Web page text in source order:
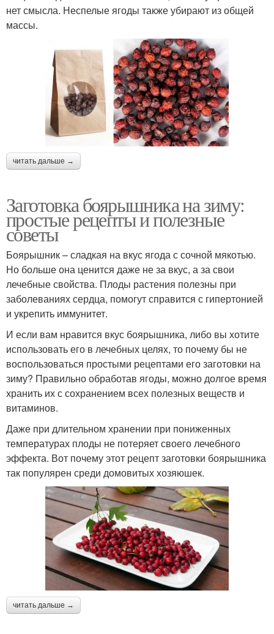
нет смысла. Неспелые ягоды также убирают из общей
массы.
читать дальше →
Заготовка боярышника на зиму:
простые рецепты и полезные
советы
Боярышник – сладкая на вкус ягода с сочной мякотью.
Но больше она ценится даже не за вкус, а за свои
лечебные свойства. Плоды растения полезны при
заболеваниях сердца, помогут справится с гипертонией
и укрепить иммунитет.
И если вам нравится вкус боярышника, либо вы хотите
использовать его в лечебных целях, то почему бы не
воспользоваться простыми рецептами его заготовки на
зиму? Правильно обработав ягоды, можно долгое время
хранить их с сохранением всех полезных веществ и
витаминов.
Даже при длительном хранении при пониженных
температурах плоды не потеряет своего лечебного
эффекта. Вот почему этот рецепт заготовки боярышника
так популярен среди домовитых хозяюшек.
читать дальше →